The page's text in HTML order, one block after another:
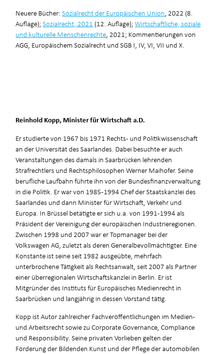
Neuere Bücher:Sozialrecht der Europäischen Union , 2022 (8.
Auflage);Sozialrecht, 2021 (12. Auflage);Wirtschaftliche, soziale
und kulturelle Menschenrechte , 2021; Kommentierungen von
AGG, Europäischem Sozialrecht und SGB I, IV, VI, VII und X.
Reinhold Kopp, Minister für Wirtschaft a.D.
Er studierte von 1967 bis 1971 Rechts- und Politikwissenschaft
an der Universität des Saarlandes. Dabei besuchte er auch
Veranstaltungen des damals in Saarbrücken lehrenden
Strafrechtlers und Rechtsphilosophen Werner Maihofer. Seine
berufliche Laufbahn führte ihn von der Bundesfinanzverwaltung
in die Politik. Er war von 1985-1994 Chef der Staatskanzlei des
Saarlandes und dann Minister für Wirtschaft, Verkehr und
Europa. In Brüssel betätigte er sich u.a. von 1991-1994 als
Präsident der Vereinigung der europäischen Industrieregionen.
Zwischen 1998 und 2007 war er Topmanager bei der
Volkswagen AG, zuletzt als deren Generalbevollmächtigter. Eine
Konstante ist seine seit 1982 ausgeübte, mehrfach
unterbrochene Tätigkeit als Rechtsanwalt, seit 2007 als Partner
einer überregionalen Wirtschaftskanzlei in Berlin. Er ist
Mitgründer des Instituts für Europäisches Medienrecht in
Saarbrücken und langjährig in dessen Vorstand tätig.
Kopp ist Autor zahlreicher Fachveröffentlichungen im Medien-
und Arbeitsrecht sowie zu Corporate Governance, Compliance
und Responsibility. Seine privaten Vorlieben gelten der
Förderung der Bildenden Kunst und der Pflege der automobilen